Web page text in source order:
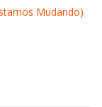
Mudando)